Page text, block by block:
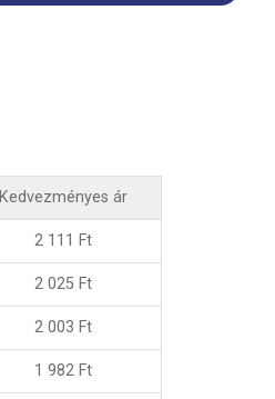
Kedvezményes ár
2 111 Ft
2 025 Ft
2 003 Ft
1 982 Ft